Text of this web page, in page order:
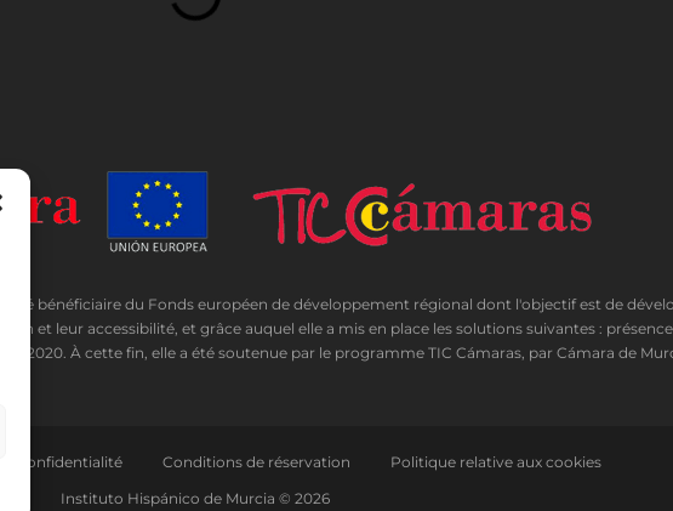
a été bénéficiaire du Fonds européen de développement régional dont l'objectif est de
et leur accessibilité, et grâce auquel elle a mis en place les solutions suivantes :
en 2020. À cette fin, elle a été soutenue par le programme TIC Cámaras, par Cámara de
confidentialité Conditions de réservation
Politique relative aux cookies
Instituto Hispánico de Murcia © 2026